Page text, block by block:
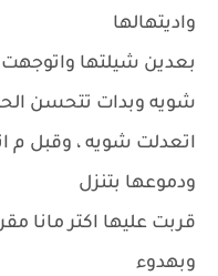
واديتهالها
بعدين شيلتها واتوجهت
شويه وبدات تتحسن
اتعدلت شويه ، وقبل م
ودموعها بتنزل
قربت عليها اكتر مانا
وبهدوء